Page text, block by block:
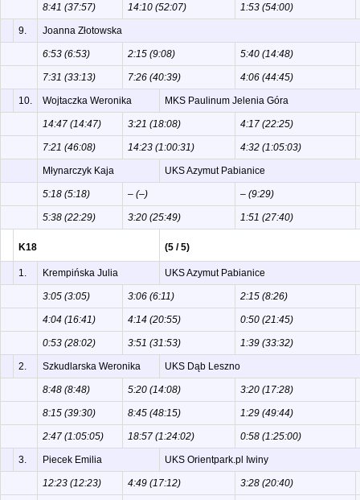
8:41 (37:57) 14:10 (52:07) 1:53 (54:00)
9. Joanna Złotowska
6:53 (6:53) 2:15 (9:08) 5:40 (14:48)
7:31 (33:13) 7:26 (40:39) 4:06 (44:45)
10. Wojtaczka Weronika MKS Paulinum Jelenia Góra
14:47 (14:47) 3:21 (18:08) 4:17 (22:25)
7:21 (46:08) 14:23 (1:00:31) 4:32 (1:05:03)
Młynarczyk Kaja UKS Azymut Pabianice
5:18 (5:18) – (–) – (9:29)
5:38 (22:29) 3:20 (25:49) 1:51 (27:40)
K18 (5 / 5)
1. Krempińska Julia UKS Azymut Pabianice
3:05 (3:05) 3:06 (6:11) 2:15 (8:26)
4:04 (16:41) 4:14 (20:55) 0:50 (21:45)
0:53 (28:02) 3:51 (31:53) 1:39 (33:32)
2. Szkudlarska Weronika UKS Dąb Leszno
8:48 (8:48) 5:20 (14:08) 3:20 (17:28)
8:15 (39:30) 8:45 (48:15) 1:29 (49:44)
2:47 (1:05:05) 18:57 (1:24:02) 0:58 (1:25:00)
3. Piecek Emilia UKS Orientpark.pl Iwiny
12:23 (12:23) 4:49 (17:12) 3:28 (20:40)